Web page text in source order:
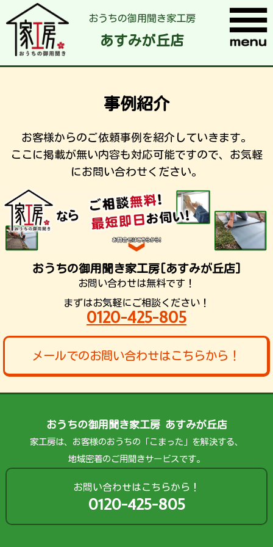
おうちの御用聞き家工房
あすみが丘店
事例紹介
お客様からのご依頼事例を紹介していきます。
ここに掲載が無い内容も対応可能ですので、お気軽
にお問い合わせください。
おうちの御用聞き家工房[あすみが丘店]
お問い合わせは無料です！
まずはお気軽にご相談ください！
0120-425-805
メールでのお問い合わせはこちらから！
おうちの御用聞き家工房 あすみが丘店
家工房は、お客様のおうちの「こまった」を解決する、
地域密着のご用聞きサービスです。
お問い合わせはこちらから！
0120-425-805